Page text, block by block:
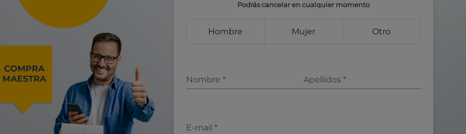
Podrás cancelar en cualquier momento
Hombre Mujer Otro
Nombre * Apellidos *
E-mail *